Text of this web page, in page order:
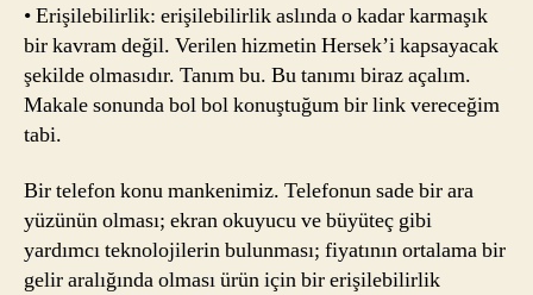
• Erişilebilirlik: erişilebilirlik aslında o kadar karmaşık
bir kavram değil. Verilen hizmetin Hersek’i kapsayacak
şekilde olmasıdır. Tanım bu. Bu tanımı biraz açalım.
Makale sonunda bol bol konuştuğum bir link vereceğim
tabi.
Bir telefon konu mankenimiz. Telefonun sade bir ara
yüzünün olması; ekran okuyucu ve büyüteç gibi
yardımcı teknolojilerin bulunması; fiyatının ortalama bir
gelir aralığında olması ürün için bir erişilebilirlik